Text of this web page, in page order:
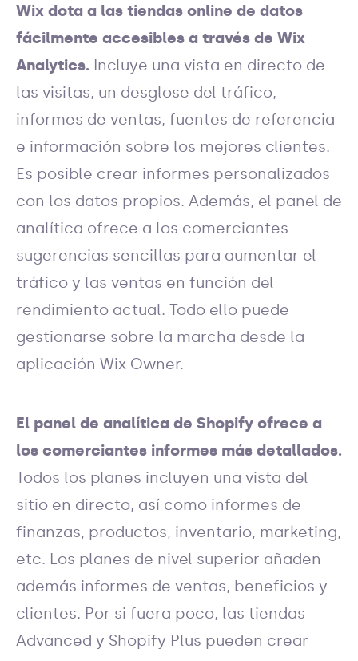
Wix dota a las tiendas online de datos
fácilmente accesibles a través de Wix
Analytics. Incluye una vista en directo de
las visitas, un desglose del tráfico,
informes de ventas, fuentes de referencia
e información sobre los mejores clientes.
Es posible crear informes personalizados
con los datos propios. Además, el panel de
analítica ofrece a los comerciantes
sugerencias sencillas para aumentar el
tráfico y las ventas en función del
rendimiento actual. Todo ello puede
gestionarse sobre la marcha desde la
aplicación Wix Owner.
El panel de analítica de Shopify ofrece a
los comerciantes informes más detallados.
Todos los planes incluyen una vista del
sitio en directo, así como informes de
finanzas, productos, inventario, marketing,
etc. Los planes de nivel superior añaden
además informes de ventas, beneficios y
clientes. Por si fuera poco, las tiendas
Advanced y Shopify Plus pueden crear